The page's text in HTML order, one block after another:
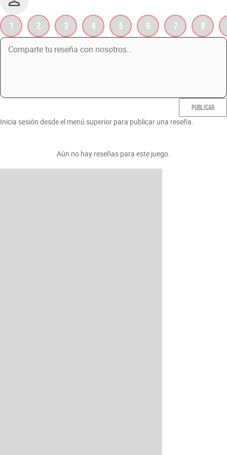
1 2 3 4 5 6 7 8
PUBLICAR
Inicia sesión desde el menú superior para publicar una reseña.
Aún no hay reseñas para este juego.